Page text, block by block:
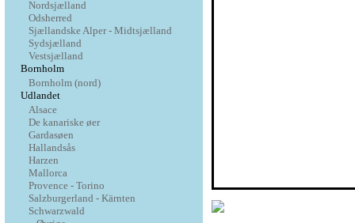
Nordsjælland
Odsherred
Sjællandske Alper - Midtsjælland
Sydsjælland
Vestsjælland
Bornholm
Bornholm (nord)
Udlandet
Alsace
De kanariske øer
Gardasøen
Hallandsås
Harzen
Mallorca
Provence - Torino
Salzburgerland - Kärnten
Schwarzwald